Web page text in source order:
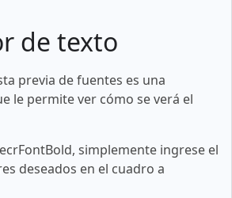
de texto
previa de fuentes es una
le permite ver cómo se verá el
simplemente ingrese el
deseados en el cuadro a